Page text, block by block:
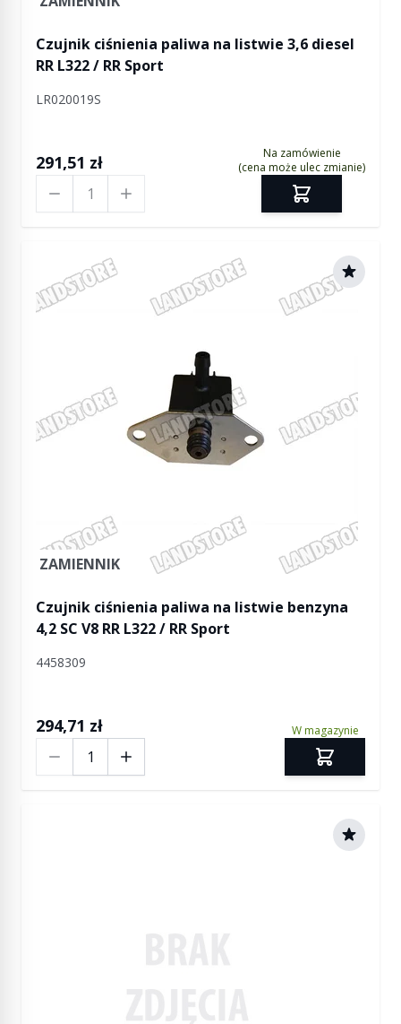
Czujnik ciśnienia paliwa na listwie 3,6 diesel
RR L322 / RR Sport
LR020019S
291,51 zł
Na zamówienie
(cena może ulec zmianie)
ZAMIENNIK
Czujnik ciśnienia paliwa na listwie benzyna
4,2 SC V8 RR L322 / RR Sport
4458309
294,71 zł W magazynie